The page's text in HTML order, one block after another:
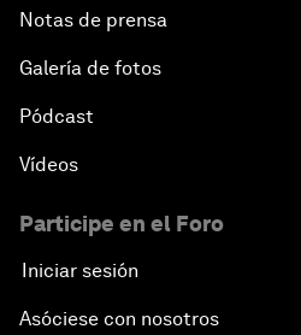
Notas de prensa
Galería de fotos
Pódcast
Vídeos
Participe en el Foro
Iniciar sesión
Asóciese con nosotros